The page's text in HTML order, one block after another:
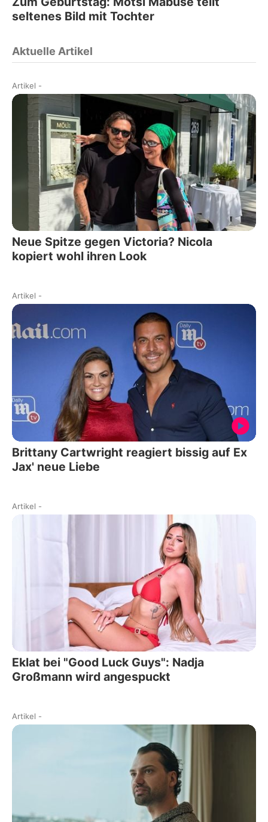
seltenes Bild mit Tochter
Aktuelle Artikel
Artikel -
Neue Spitze gegen Victoria? Nicola
kopiert wohl ihren Look
Artikel -
Brittany Cartwright reagiert bissig auf Ex
Jax' neue Liebe
Artikel -
Eklat bei "Good Luck Guys": Nadja
Großmann wird angespuckt
Artikel -